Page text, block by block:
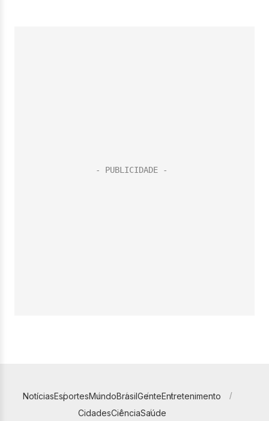
NotíciasEsportesMundoBrasilGenteEntretenimento
CidadesCiênciaSaúde